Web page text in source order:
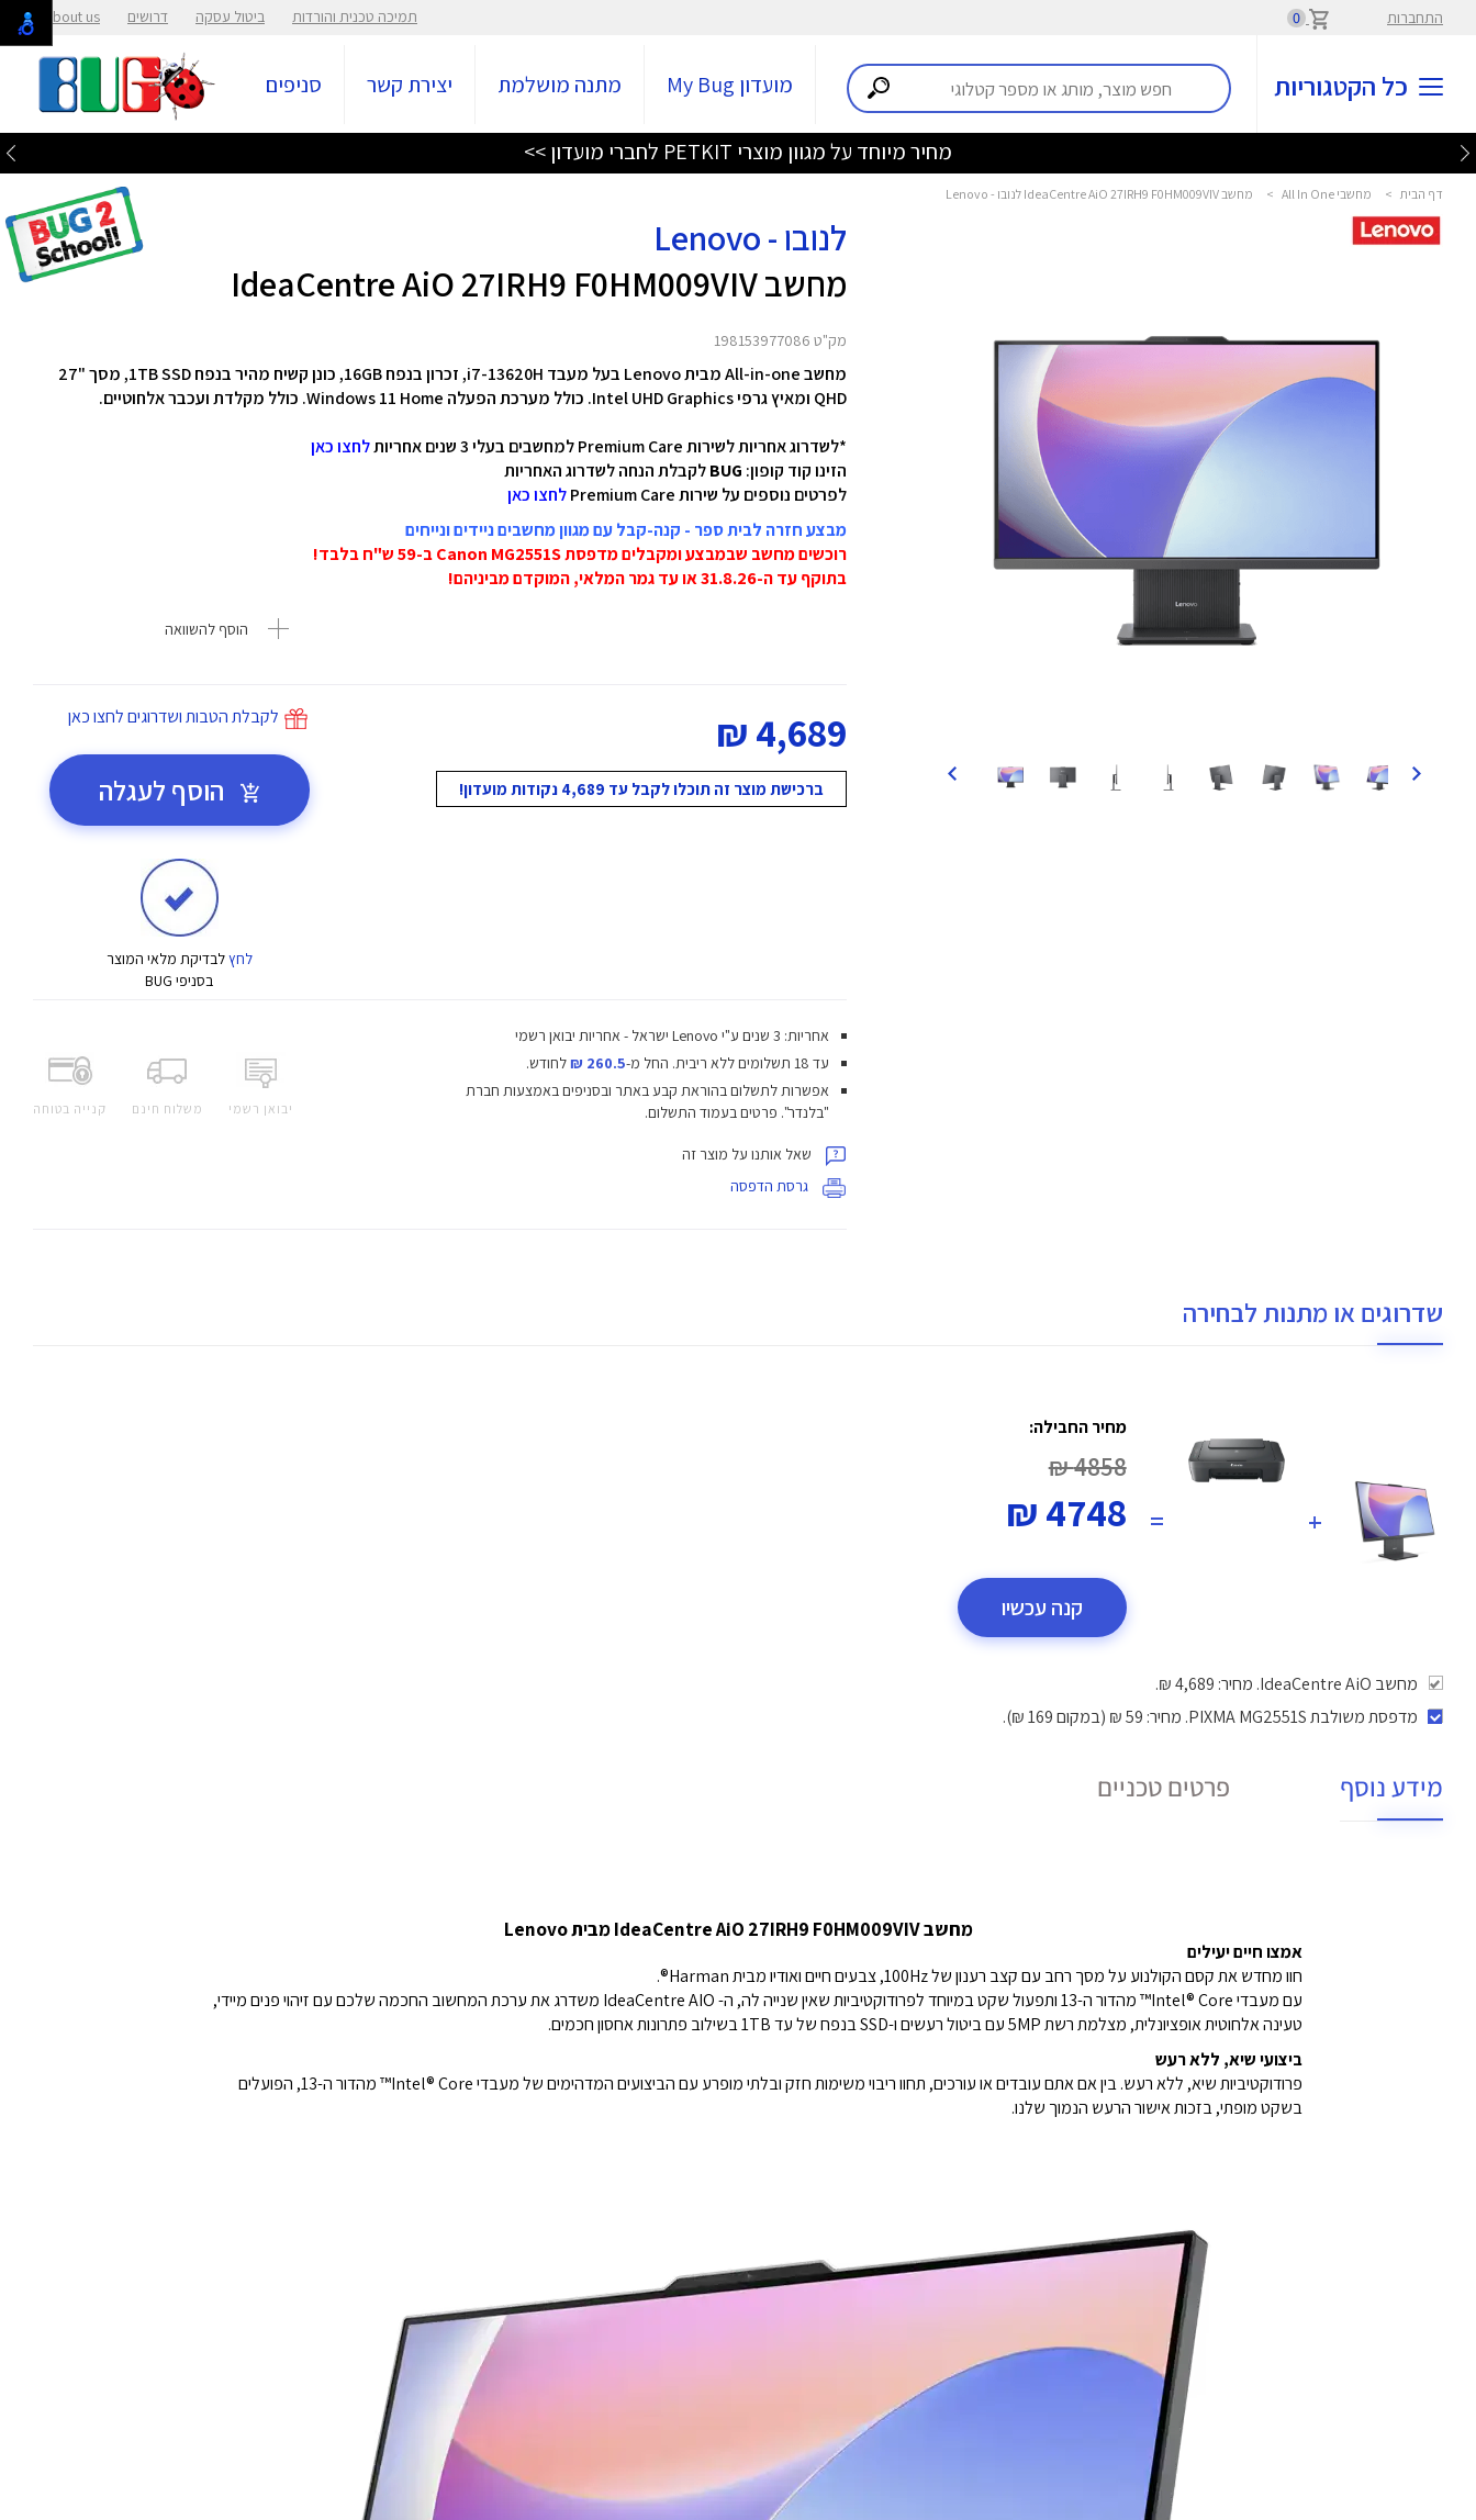
התחברות 0 תמיכה טכנית והורדות ביטול עסקה דרושים About us
כל הקטגוריות מועדון My Bug מתנה מושלמת יצירת קשר סניפים
מחיר מיוחד על מגוון מוצרי PETKIT לחברי מועדון >>
דף הבית > מחשבי All In One > מחשב IdeaCentre AiO 27IRH9 F0HM009VIV לנובו - Lenovo
לנובו - Lenovo
מחשב IdeaCentre AiO 27IRH9 F0HM009VIV
מק"ט 198153977086
מחשב All-in-one מבית Lenovo בעל מעבד i7-13620H, זכרון בנפח 16GB, כונן קשיח מהיר בנפח 1TB SSD, מסך "27
QHD ומאיץ גרפי
Intel UHD Graphics. כולל מערכת הפעלה Windows 11 Home. כולל מקלדת ועכבר אלחוטיים.
*לשדרוג אחריות לשירות Premium Care למחשבים בעלי 3 שנים אחריות
לחצו כאן
הזינו קוד קופון: BUGלקבלת הנחה לשדרוג האחריות
לפרטים נוספים על שירות Premium Care
לחצו כאן
מבצע חזרה לבית ספר - קנה-קבל עם מגוון מחשבים ניידים ונייחים
רוכשים מחשב שבמבצע ומקבלים מדפסת Canon MG2551S ב-59 ש"ח בלבד!
בתוקף עד ה-31.8.26 או עד גמר המלאי, המוקדם מביניהם!
הוסף להשוואה
4,689 ₪
ברכישת מוצר זה תוכלו לקבל עד 4,689 נקודות מועדון!
לקבלת הטבות ושדרוגים לחצו כאן
הוסף לעגלה
לחץלבדיקת מלאי המוצר
בסניפי BUG
יבואן רשמי משלוח חינם קנייה בטוחה
אחריות: 3 שנים ע"י Lenovo ישראל - אחריות יבואן רשמי
עד 18 תשלומים ללא ריבית.
החל מ-260.5 ₪
לחודש.
אפשרות לתשלום בהוראת קבע באתר ובסניפים באמצעות חברת
"בלנדר". פרטים בעמוד התשלום.
שאל אותנו על מוצר זה
גרסת הדפסה
שדרוגים או מתנות לבחירה
+
=
מחיר החבילה:
4858 ₪
4748 ₪
קנה עכשיו
מחשב IdeaCentre AiO. מחיר: 4,689 ₪.
מדפסת משולבת PIXMA MG2551S
. מחיר: 59 ₪ (במקום 169 ₪).
מידע נוסף פרטים טכניים
מחשב IdeaCentre AiO 27IRH9 F0HM009VIV מבית Lenovo
אמצו חיים יעילים
חוו מחדש את קסם הקולנוע על מסך רחב עם קצב רענון של 100Hz, צבעים חיים ואודיו מבית Harman®.
עם מעבדי Intel® Core™ מהדור ה-13 ותפעול שקט במיוחד לפרודוקטיביות שאין שנייה לה, ה- IdeaCentre AIO משדרג את ערכת המחשוב החכמה שלכם עם זיהוי פנים מיידי,
טעינה אלחוטית אופציונלית, מצלמת רשת 5MP עם ביטול רעשים ו-SSD בנפח של עד 1TB בשילוב פתרונות אחסון חכמים.
ביצועי שיא, ללא רעש
פרודוקטיביות שיא, ללא רעש. בין אם אתם עובדים או עורכים, תחוו ריבוי משימות חזק ובלתי מופרע עם הביצועים המדהימים של מעבדי Intel® Core™ מהדור ה-13, הפועלים
בשקט מופתי, בזכות אישור הרעש הנמוך שלנו.